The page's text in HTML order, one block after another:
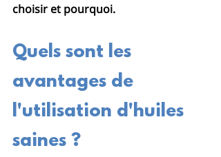
choisir et pourquoi.
Quels sont les
avantages de
l'utilisation d'huiles
saines ?